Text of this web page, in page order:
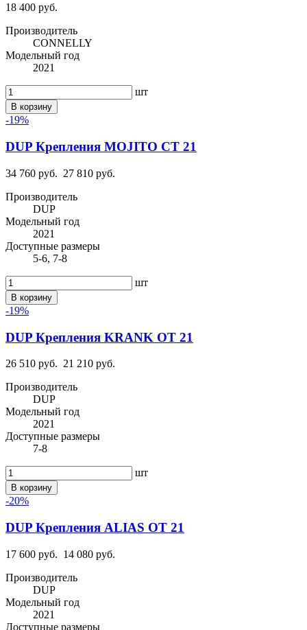
18 400 руб.
Производитель
CONNELLY
Модельный год
2021
шт
В корзину
-19%
DUP Крепления MOJITO CT 21
34 760 руб. 27 810 руб.
Производитель
DUP
Модельный год
2021
Доступные размеры
5-6, 7-8
шт
В корзину
-19%
DUP Крепления KRANK OT 21
26 510 руб. 21 210 руб.
Производитель
DUP
Модельный год
2021
Доступные размеры
7-8
шт
В корзину
-20%
DUP Крепления ALIAS OT 21
17 600 руб. 14 080 руб.
Производитель
DUP
Модельный год
2021
Доступные размеры